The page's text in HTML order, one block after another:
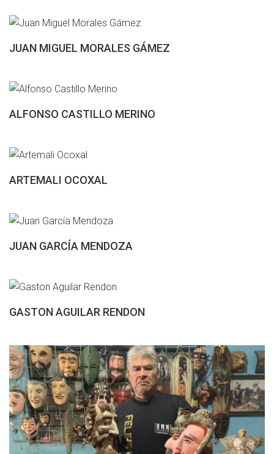
JUAN MIGUEL MORALES GÁMEZ
ALFONSO CASTILLO MERINO
ARTEMALI OCOXAL
JUAN GARCÍA MENDOZA
GASTON AGUILAR RENDON